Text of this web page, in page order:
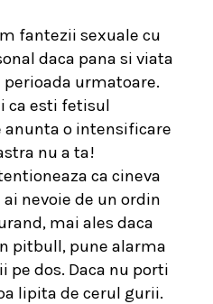
fantezii sexuale cu
daca pana si viata
urmatoare.
ca esti fetisul
anunta o intensificare
nu a ta!
ca cineva
nevoie de un ordin
mai ales daca
pitbull, pune alarma
pe dos. Daca nu porti
lipita de cerul gurii.